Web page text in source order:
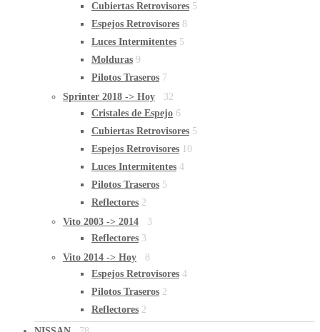
Cubiertas Retrovisores 5
Espejos Retrovisores 8
Luces Intermitentes 5
Molduras 9
Pilotos Traseros 7
Sprinter 2018 -> Hoy
32
Cristales de Espejo 6
Cubiertas Retrovisores 5
Espejos Retrovisores 10
Luces Intermitentes 4
Pilotos Traseros 5
Reflectores 2
Vito 2003 -> 2014
3
Reflectores 3
Vito 2014 -> Hoy
8
Espejos Retrovisores 4
Pilotos Traseros 2
Reflectores 2